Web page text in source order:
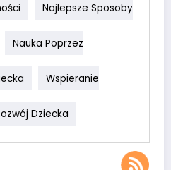
Najlepsze Sposoby
Nauka Poprzez
Wspieranie
Dziecka